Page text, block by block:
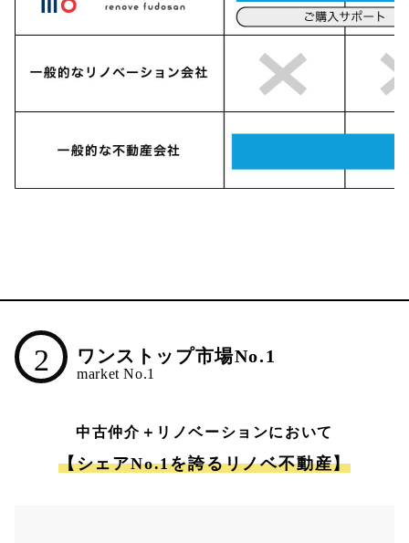
2 ワンストップ市場No.1
中古仲介＋リノベーションにおいて
【シェアNo.1を誇るリノベ不動産】